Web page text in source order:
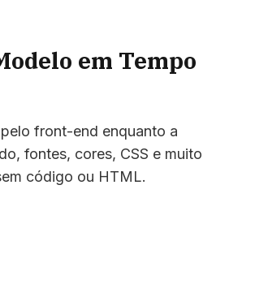
em Tempo
front-end enquanto a
fontes, cores, CSS e muito
código ou HTML.